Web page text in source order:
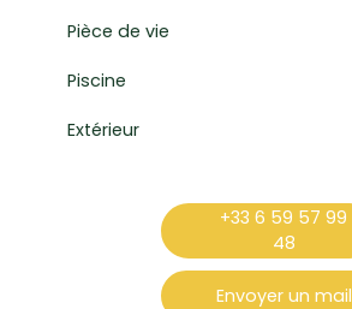
Pièce de vie
Piscine
Extérieur
+33 6 59 57 99
48
Envoyer un mail